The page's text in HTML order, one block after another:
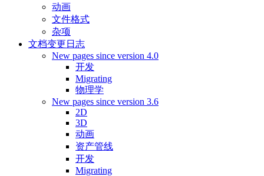
动画
文件格式
杂项
文档变更日志
New pages since version 4.0
开发
Migrating
物理学
New pages since version 3.6
2D
3D
动画
资产管线
开发
Migrating